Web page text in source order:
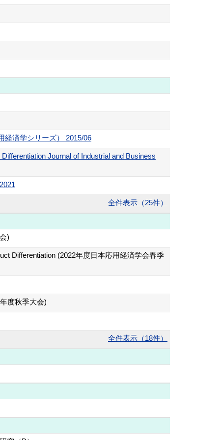
済学シリーズ） 2015/06
Journal of Industrial and Business
全件表示（25件）
)
Differentiation (2022年度日本応用経済学会春季
度秋季大会)
全件表示（18件）